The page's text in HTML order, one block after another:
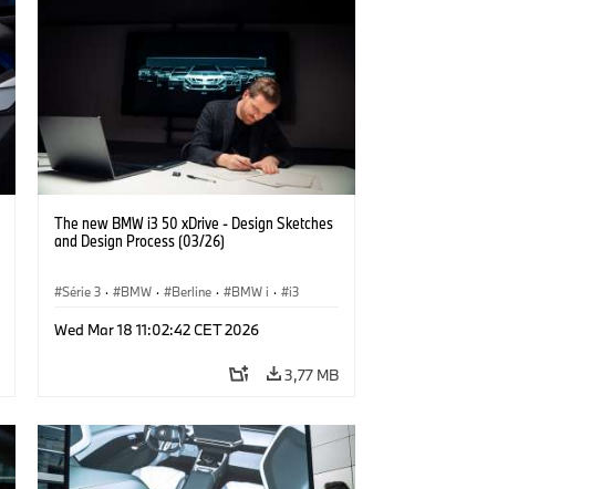
The new BMW i3 50 xDrive - Design Sketches
and Design Process (03/26)
Série 3 · BMW · Berline · BMW i · i3
Wed Mar 18 11:02:42 CET 2026
3,77 MB